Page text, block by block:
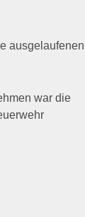
ausgelaufenen
war die